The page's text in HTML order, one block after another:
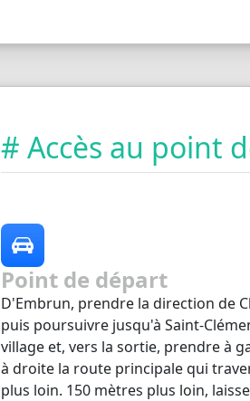
# Accès au point
Point de départ
D'Embrun, prendre la direction de
puis poursuivre jusqu'à Saint-
village et, vers la sortie, prendre à
à droite la route principale qui
plus loin. 150 mètres plus loin,